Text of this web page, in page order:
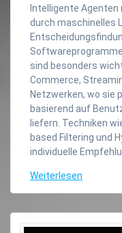
Intelligente Agenten
durch maschinelles
sind besonders
Commerce,
Netzwerken, wo sie
basierend auf
liefern. Techniken
based Filtering und
individuelle
Weiterlesen